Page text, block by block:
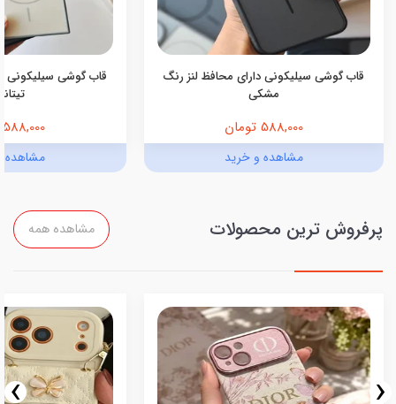
قاب گوشی سیلیکونی دارای محافظ لنز رنگ
مشکی
588,000 تومان
مشاهده و خرید
قاب گوشی سیلیکونی
588,000 تومان
مشاهده
پرفروش ترین محصولات مشاهده همه